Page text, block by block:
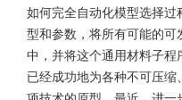
如何完全自动化模型选择
型和参数，将所有可能的
中，并将这个通用材料子
已经成功地为各种不可压